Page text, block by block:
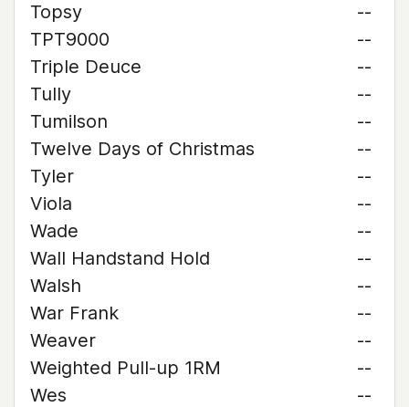
Topsy
--
TPT9000
--
Triple Deuce
--
Tully
--
Tumilson
--
Twelve Days of Christmas
--
Tyler
--
Viola
--
Wade
--
Wall Handstand Hold
--
Walsh
--
War Frank
--
Weaver
--
Weighted Pull-up 1RM
--
Wes
--